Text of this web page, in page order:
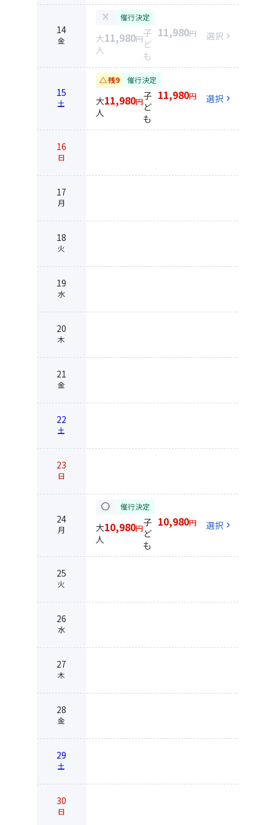
14
金
close 催行決定
大
人
11,980円子
ど
も
11,980円 選択 chevron_right
15
土
change_history残9 催行決定
大
人
11,980円子
ど
も
11,980円 選択 chevron_right
16
日
17
月
18
火
19
水
20
木
21
金
22
土
23
日
24
月
circle 催行決定
大
人
10,980円子
ど
も
10,980円 選択 chevron_right
25
火
26
水
27
木
28
金
29
土
30
日